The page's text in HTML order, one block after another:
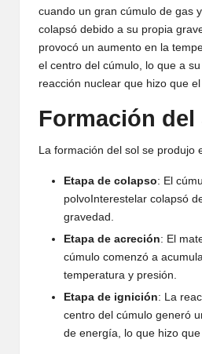
cuando un gran cúmulo de gas
colapsó debido a su propia
provocó un aumento en la
el centro del cúmulo, lo que a
reacción nuclear que hizo que
Formación del
La formación del sol se produjo
Etapa de colapso: El
polvoInterestelar colapsó
gravedad.
Etapa de acreción: El
cúmulo comenzó a
temperatura y presión.
Etapa de ignición: La
centro del cúmulo generó
de energía, lo que hizo que